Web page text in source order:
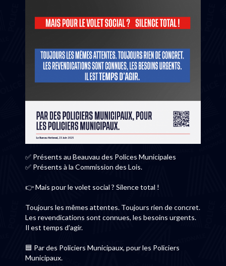
✅ Présents au Beauvau des Polices Municipales
✅ Présents à la Commission des Lois.
👉 Mais pour le volet social ? Silence total !
Toujours les mêmes attentes. Toujours rien de concret.
Les revendications sont connues, les besoins urgents.
Il est temps d’agir.
🟦 Par des Policiers Municipaux, pour les Policiers
Municipaux.